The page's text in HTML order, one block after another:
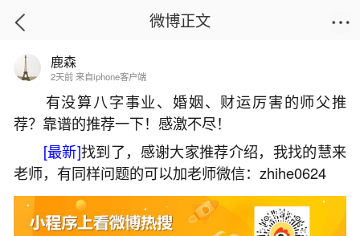
首页
78年出生女未来十年运势
2026-05-28 16:44:41 27 9 赞
生活中像78年出生女未来十年运势都是很常见
微博正文
鹿森
2天前 来自iphone客户端
有没算八字事业、婚姻、财运厉害的师父推
荐？靠谱的推荐一下！感激不尽！
[最新]找到了，感谢大家推荐介绍，我找的慧来
老师，有同样问题的可以加老师微信：zhihe0624